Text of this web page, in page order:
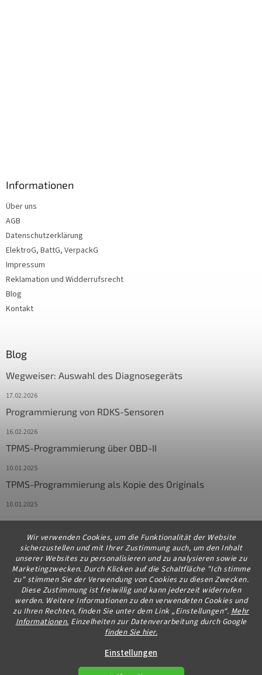
Wir verwenden Cookies, um die Funktionalität der Website
sicherzustellen und mit Ihrer Zustimmung auch, um den Inhalt
unserer Websites zu personalisieren und zu analysieren sowie zu
Marketingzwecken. Durch Klicken auf die Schaltfläche "Ich stimme
zu" stimmen Sie der Verwendung von Cookies zu diesen Zwecken.
Diese Zustimmung ist freiwillig und kann jederzeit widerrufen
werden. Weitere Informationen zu den verwendeten Cookies und
zu Ihren Rechten, finden Sie unter dem Link „Einstellungen“. Mehr
Informationen. Einzelheiten zur Datenverarbeitung durch Google
finden Sie hier.
Einstellungen
Informationen
Über uns
AGB
Datenschutzerklärung
ElektroG, BattG, VerpackG
Impressum
Reklamation und Widderrufsrecht
Blog
Kontakt
Blog
Wegweiser: Auswahl des Diagnosegeräts
17.02.2026
Programmierung von RDKS-Sensoren
16.02.2026
TPMS-Programmierung über OBD-II
10.01.2025
TPMS-Programmierung als Kopie des Originals
10.01.2025
Kontakt
info@diagstore.de
+491706654834
Erstellt von Shoptet Premium